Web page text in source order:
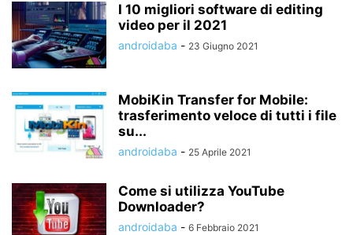
I 10 migliori software di editing
video per il 2021
androidaba - 23 Giugno 2021
MobiKin Transfer for Mobile:
trasferimento veloce di tutti i file
su...
androidaba - 25 Aprile 2021
Come si utilizza YouTube
Downloader?
androidaba - 6 Febbraio 2021